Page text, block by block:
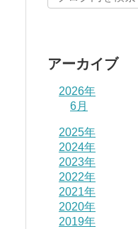
アーカイブ
2026年
6月
2025年
2024年
2023年
2022年
2021年
2020年
2019年